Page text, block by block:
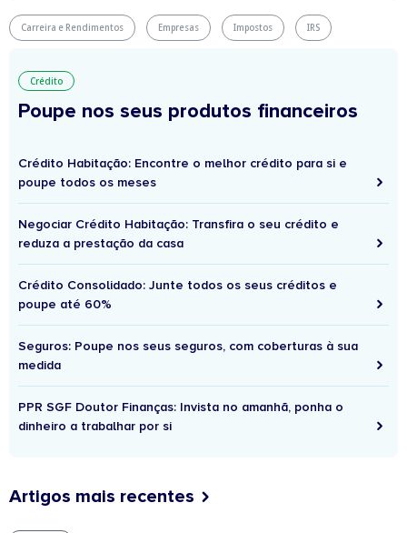
Carreira e Rendimentos Empresas Impostos IRS
Crédito
Poupe nos seus produtos financeiros
Crédito Habitação: Encontre o melhor crédito para si e
poupe todos os meses
Negociar Crédito Habitação: Transfira o seu crédito e
reduza a prestação da casa
Crédito Consolidado: Junte todos os seus créditos e
poupe até 60%
Seguros: Poupe nos seus seguros, com coberturas à sua
medida
PPR SGF Doutor Finanças: Invista no amanhã, ponha o
dinheiro a trabalhar por si
Artigos mais recentes